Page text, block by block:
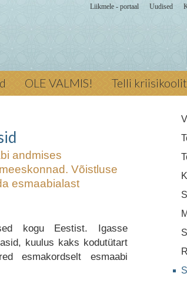
Liikmele - portaal Uudised
OLE VALMIS! Telli
andmises
Võistluse
esmaabialast
kogu Eestist. Igasse
kuulus kaks kodutütart
esmakordselt esmaabi